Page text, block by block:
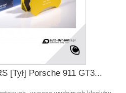
[Tył] Porsche 911 GT3...